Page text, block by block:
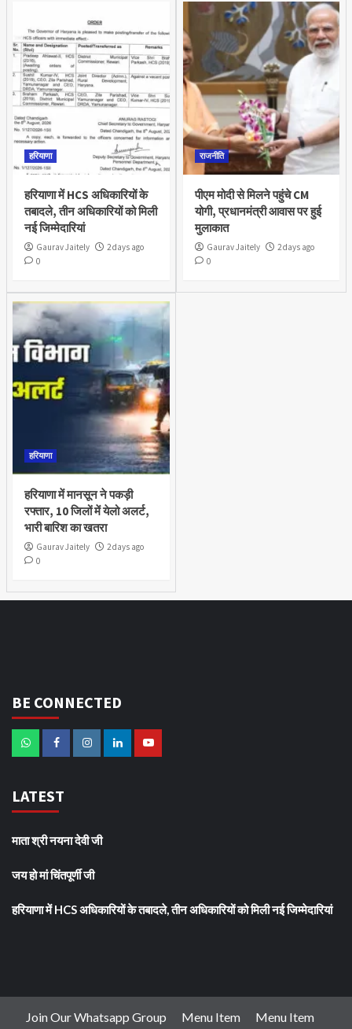
हरियाणा
हरियाणा में HCS अधिकारियों के
तबादले, तीन अधिकारियों को मिली
नई जिम्मेदारियां
Gaurav Jaitely
2 days ago
0
राजनीति
पीएम मोदी से मिलने पहुंचे CM
योगी, प्रधानमंत्री आवास पर हुई
मुलाकात
Gaurav Jaitely
2 days ago
0
हरियाणा
हरियाणा में मानसून ने पकड़ी
रफ्तार, 10 जिलों में येलो अलर्ट,
भारी बारिश का खतरा
Gaurav Jaitely
2 days ago
0
BE CONNECTED
LATEST
माता श्री नयना देवी जी
जय हो मां चिंतपूर्णी जी
हरियाणा में HCS अधिकारियों के तबादले, तीन अधिकारियों को मिली नई जिम्मेदारियां
Join Our Whatsapp Group Menu Item
Menu Item